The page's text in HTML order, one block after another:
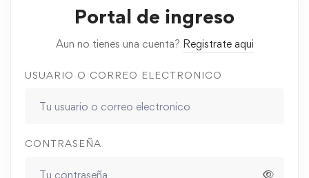
Portal de ingreso
Aun no tienes una cuenta? Registrate aqui
USUARIO O CORREO ELECTRONICO
CONTRASEÑA